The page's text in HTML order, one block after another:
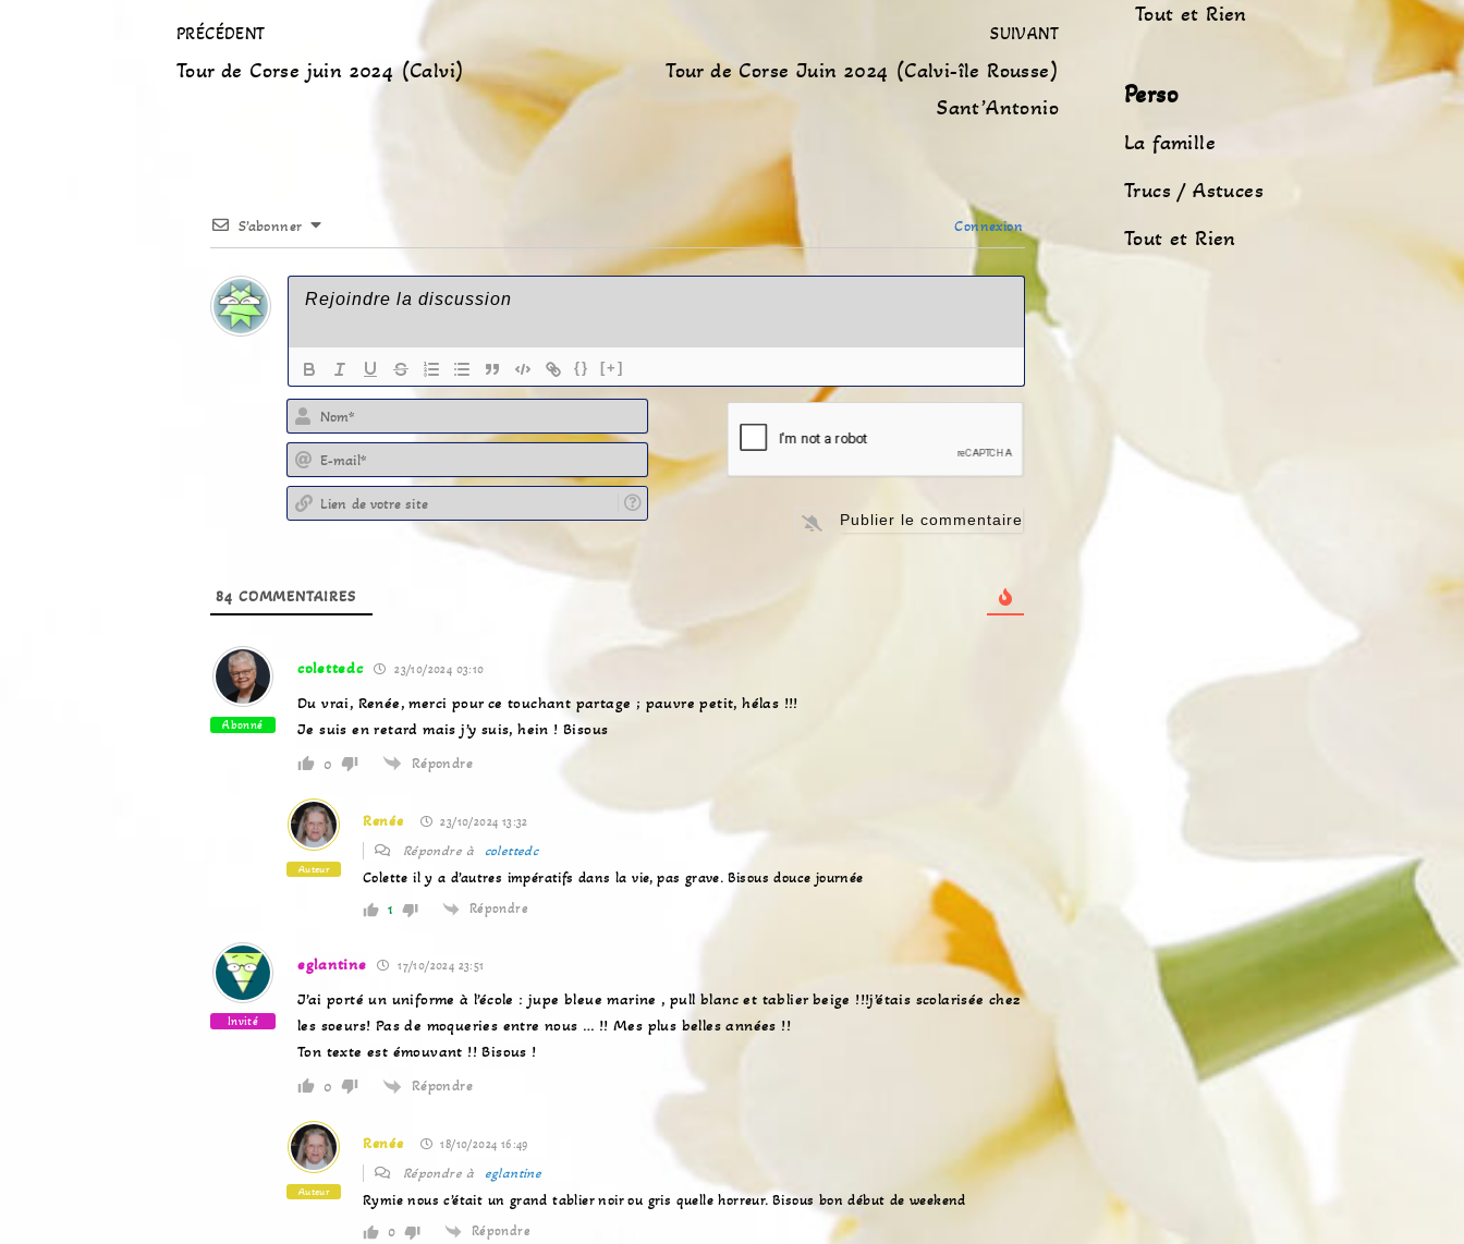
PRÉCÉDENT
Tour de Corse juin 2024 (Calvi)
SUIVANT
Tour de Corse Juin 2024 (Calvi-île Rousse)
Sant’Antonio
S’abonner Connexion
{} [+]
o
m
*
E
-
m
a
L
i
v
r
e
84 COMMENTAIRES
Abonné
colettedc 23/10/2024 03:10
Du vrai, Renée, merci pour ce touchant partage ; pauvre petit, hélas !!!
Je suis en retard mais j’y suis, hein ! Bisous
0 Répondre
Auteur
Renée 23/10/2024 13:32
Répondre à colettedc
Colette il y a d’autres impératifs dans la vie, pas grave. Bisous douce journée
1 Répondre
Invité
eglantine 17/10/2024 23:51
J’ai porté un uniforme à l’école : jupe bleue marine , pull blanc et tablier beige !!!j’étais scolarisée chez
les soeurs! Pas de moqueries entre nous … !! Mes plus belles années !!
Ton texte est émouvant !! Bisous !
0 Répondre
Auteur
Renée 18/10/2024 16:49
Répondre à eglantine
Rymie nous c’était un grand tablier noir ou gris quelle horreur. Bisous bon début de weekend
0 Répondre
Tout et Rien
Perso
La famille
Trucs / Astuces
Tout et Rien